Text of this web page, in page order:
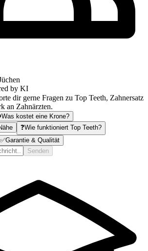
by KI
dir gerne Fragen zu Top Teeth, Zahnersatz
an Zahnärzten.
Was kostet eine Krone?
❓Wie funktioniert Top Teeth?
✅Garantie & Qualität
Senden